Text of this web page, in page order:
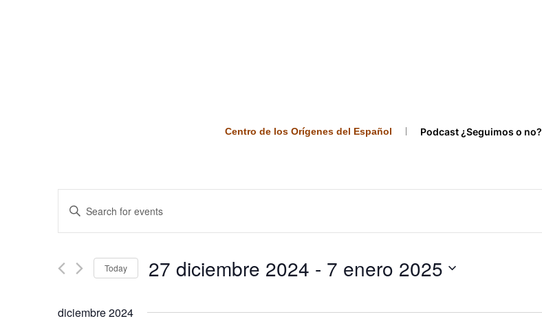
Centro de los Orígenes del Español Podcast ¿Seguimos o no?
Events
Search
and
Views
Navigation
Enter
Keyword.
Search
Events
Today 27 diciembre 2024 - 7 enero 2025
diciembre 2024